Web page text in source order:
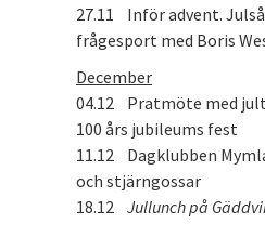
27.11 Inför advent.
frågesport med Boris
December
04.12 Pratmöte med
100 års jubileums fest
11.12 Dagklubben
och stjärngossar
18.12 Jullunch på